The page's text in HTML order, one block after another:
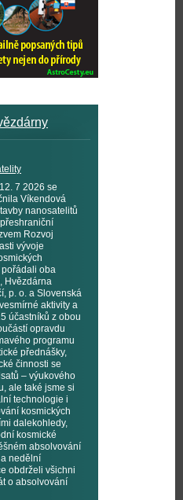
7 2026 se
Víkendová
nanosatelitů
Rozvoj
vývoje
oba
Hvězdárna
p. o. a Slovenská
aktivity a
účastníků z obou
opravdu
programu
přednášky,
činnosti se
– výukového
ale také jsme si
technologie i
kosmických
dalekohledy,
kosmické
absolvování
nedělní
obdrželi všichni
o absolvování